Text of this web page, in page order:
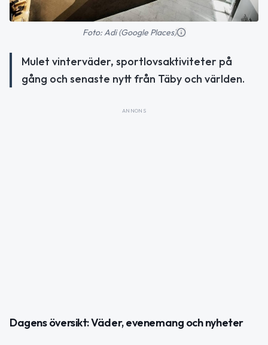
Foto: Adi (Google Places)
Mulet vinterväder, sportlovsaktiviteter på
gång och senaste nytt från Täby och världen.
ANNONS
Dagens översikt: Väder, evenemang och nyheter